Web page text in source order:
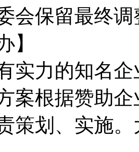
会保留最终
】
力的知名企
案根据赞助
策划、实施